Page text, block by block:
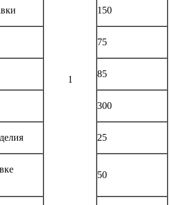
1
150
75
85
300
25
50